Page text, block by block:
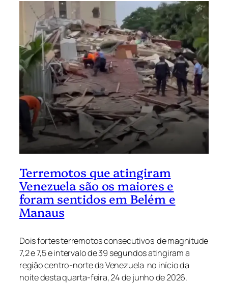
Terremotos que atingiram
Venezuela são os maiores e
foram sentidos em Belém e
Manaus
Dois fortes terremotos consecutivos de magnitude
7,2 e 7,5 e intervalo de 39 segundos atingiram a
região centro-norte da Venezuela no início da
noite desta quarta-feira, 24 de junho de 2026.